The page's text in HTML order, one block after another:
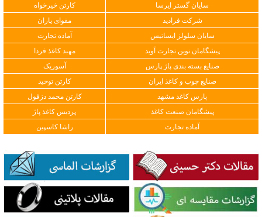
سایان گستر ایرسا
کارتن خیرخواه
شرکت فرادید
مقوای یاران
سایان سلولز ایساتیس
آماده تجارت
پیشگامان نوین تجارت آوید
مهبد کاغذ فردا
صنایع بسته بندی پاژ پارس
آسوریک
صنایع چوب و کاغذ ایران
کارتن توحید
پارس کاغذ مشهد
کارتن محمد دزفول
پیشگامان صنعت کاغذ
پردیس کاغذ پاژ
آماده تجارت
راشا کاسپین